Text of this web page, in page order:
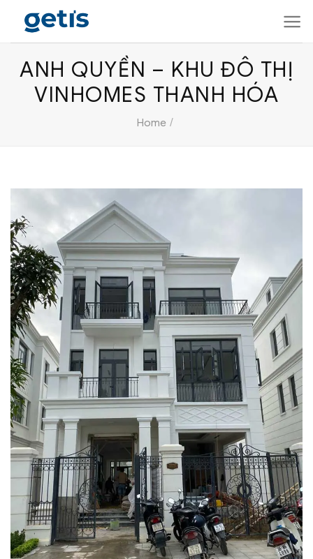
content
ANH QUYỀN – KHU ĐÔ THỊ
VINHOMES THANH HÓA
Home /